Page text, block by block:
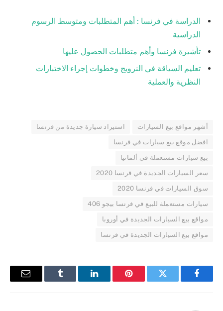
الدراسة في فرنسا : أهم المتطلبات ومتوسط الرسوم
الدراسية
تأشيرة فرنسا وأهم متطلبات الحصول عليها
تعليم السياقة في النرويج وخطوات إجراء الاختبارات
النظرية والعملية
أشهر مواقع بيع السيارات استيراد سيارة جديدة من فرنسا
افضل موقع بيع سيارات في فرنسا
بيع سيارات مستعملة في ألمانيا
سعر السيارات الجديدة في فرنسا 2020
سوق السيارات في فرنسا 2020
سيارات مستعملة للبيع في فرنسا بيجو 406
مواقع بيع السيارات الجديدة في أوروبا
مواقع بيع السيارات الجديدة في فرنسا
فيسبوك تويتر بينتيريستلينكدإن Tumblr
البريد